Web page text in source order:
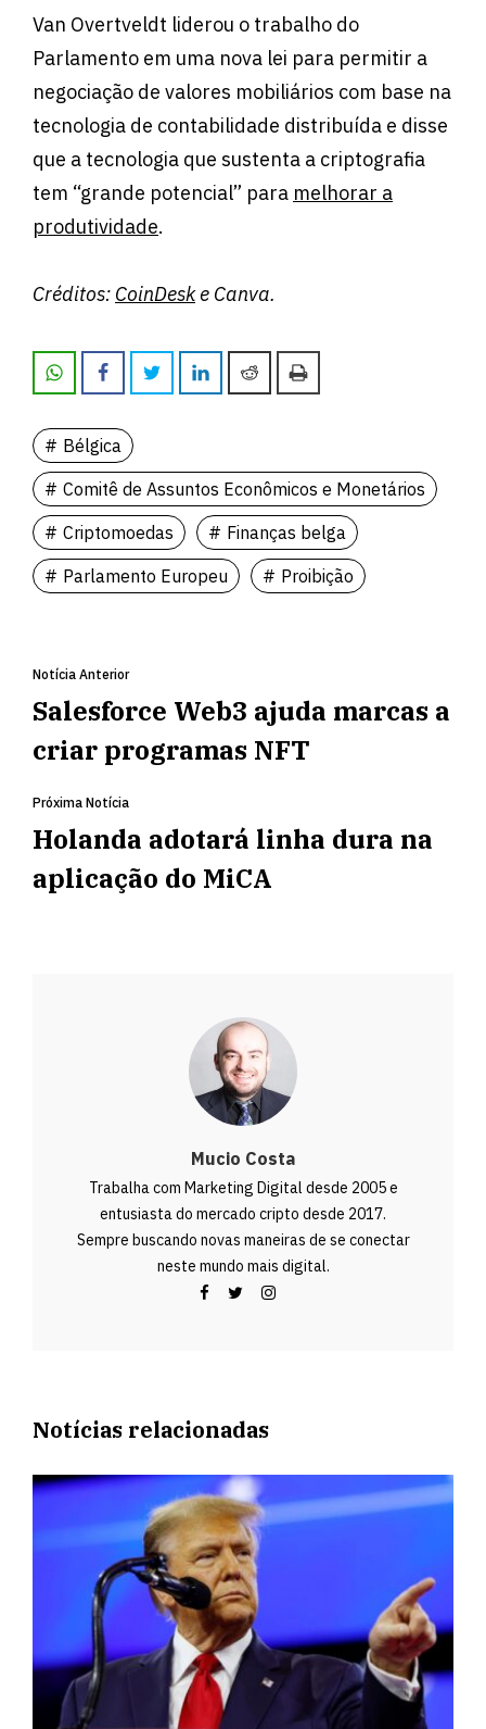
Van Overtveldt liderou o trabalho do
Parlamento em uma nova lei para permitir a
negociação de valores mobiliários com base na
tecnologia de contabilidade distribuída e disse
que a tecnologia que sustenta a criptografia
tem “grande potencial” para melhorar a
produtividade.
Créditos: CoinDeske Canva.
Bélgica
Comitê de Assuntos Econômicos e Monetários
Criptomoedas
Finanças belga
Parlamento Europeu
Proibição
Notícia Anterior
Salesforce Web3 ajuda marcas a
criar programas NFT
Próxima Notícia
Holanda adotará linha dura na
aplicação do MiCA
Mucio Costa
Trabalha com Marketing Digital desde 2005 e
entusiasta do mercado cripto desde 2017.
Sempre buscando novas maneiras de se conectar
neste mundo mais digital.
Notícias relacionadas